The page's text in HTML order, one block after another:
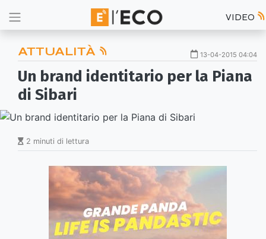
VIDEO
ATTUALITÀ 13-04-2015 04:04
Un brand identitario per la Piana
di Sibari
2 minuti di lettura